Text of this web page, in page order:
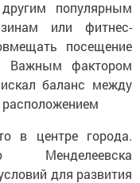
популярным
или фитнес-
посещение
Важным фактором
баланс между
в центре города.
Менделеевска
для развития